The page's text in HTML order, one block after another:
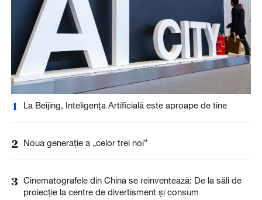
1 La Beijing, Inteligența Artificială este aproape de tine
2 Noua generație a „celor trei noi”
3 Cinematografele din China se reinventează: De la săli de
proiecție la centre de divertisment și consum